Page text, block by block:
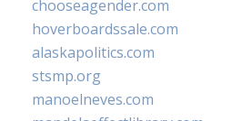
chooseagender.com
hoverboardssale.com
alaskapolitics.com
stsmp.org
manoelneves.com